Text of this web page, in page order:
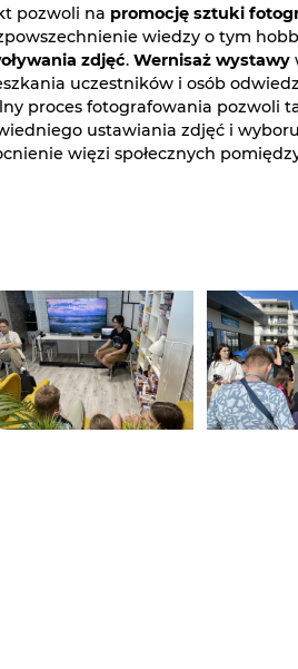
pozwoli na promocję sztuki
wiedzy o tym
zdjęć. Wernisaż wystawy
uczestników i osób
proces fotografowania pozwoli
ustawiania zdjęć i
więzi społecznych